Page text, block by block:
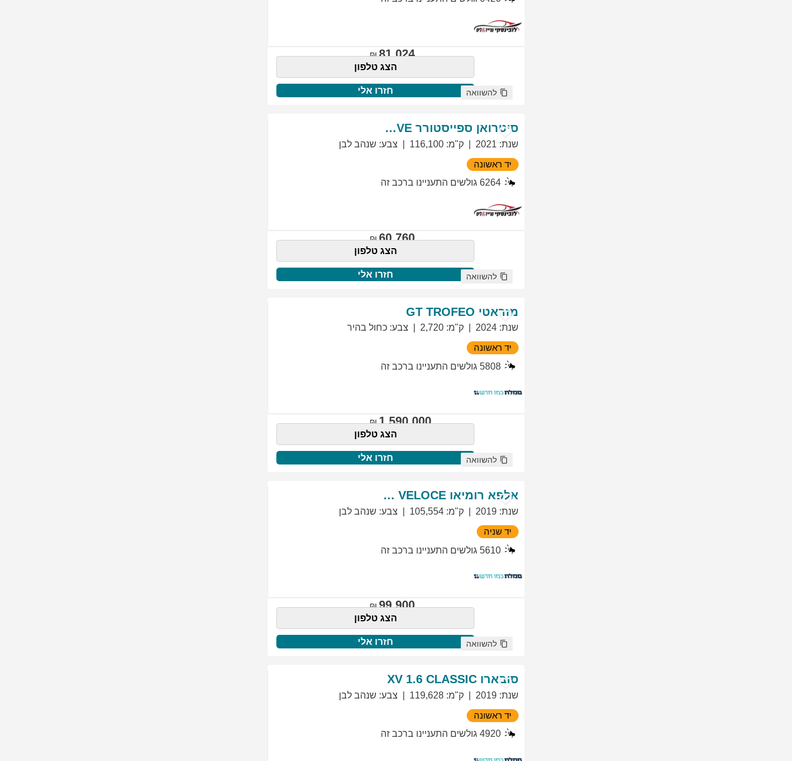
81,024
הצג טלפון
חזרו אלי להשוואה
סיטרואן ספייסטורר EXCLUSIVE
שנת:
2021 ק"מ:
116,100 צבע: שנהב לבן
יד ראשונה
6264 גולשים התעניינו ברכב זה
60,760
הצג טלפון
חזרו אלי להשוואה
מזראטי GT TROFEO
שנת:
2024 ק"מ:
2,720 צבע: כחול בהיר
יד ראשונה
5808 גולשים התעניינו ברכב זה
1,590,000
הצג טלפון
חזרו אלי להשוואה
אלפא רומיאו GIULIETTA VELOCE
שנת:
2019 ק"מ:
105,554 צבע: שנהב לבן
יד שניה
5610 גולשים התעניינו ברכב זה
99,900
הצג טלפון
חזרו אלי להשוואה
סובארו XV 1.6 CLASSIC
שנת:
2019 ק"מ:
119,628 צבע: שנהב לבן
יד ראשונה
4920 גולשים התעניינו ברכב זה